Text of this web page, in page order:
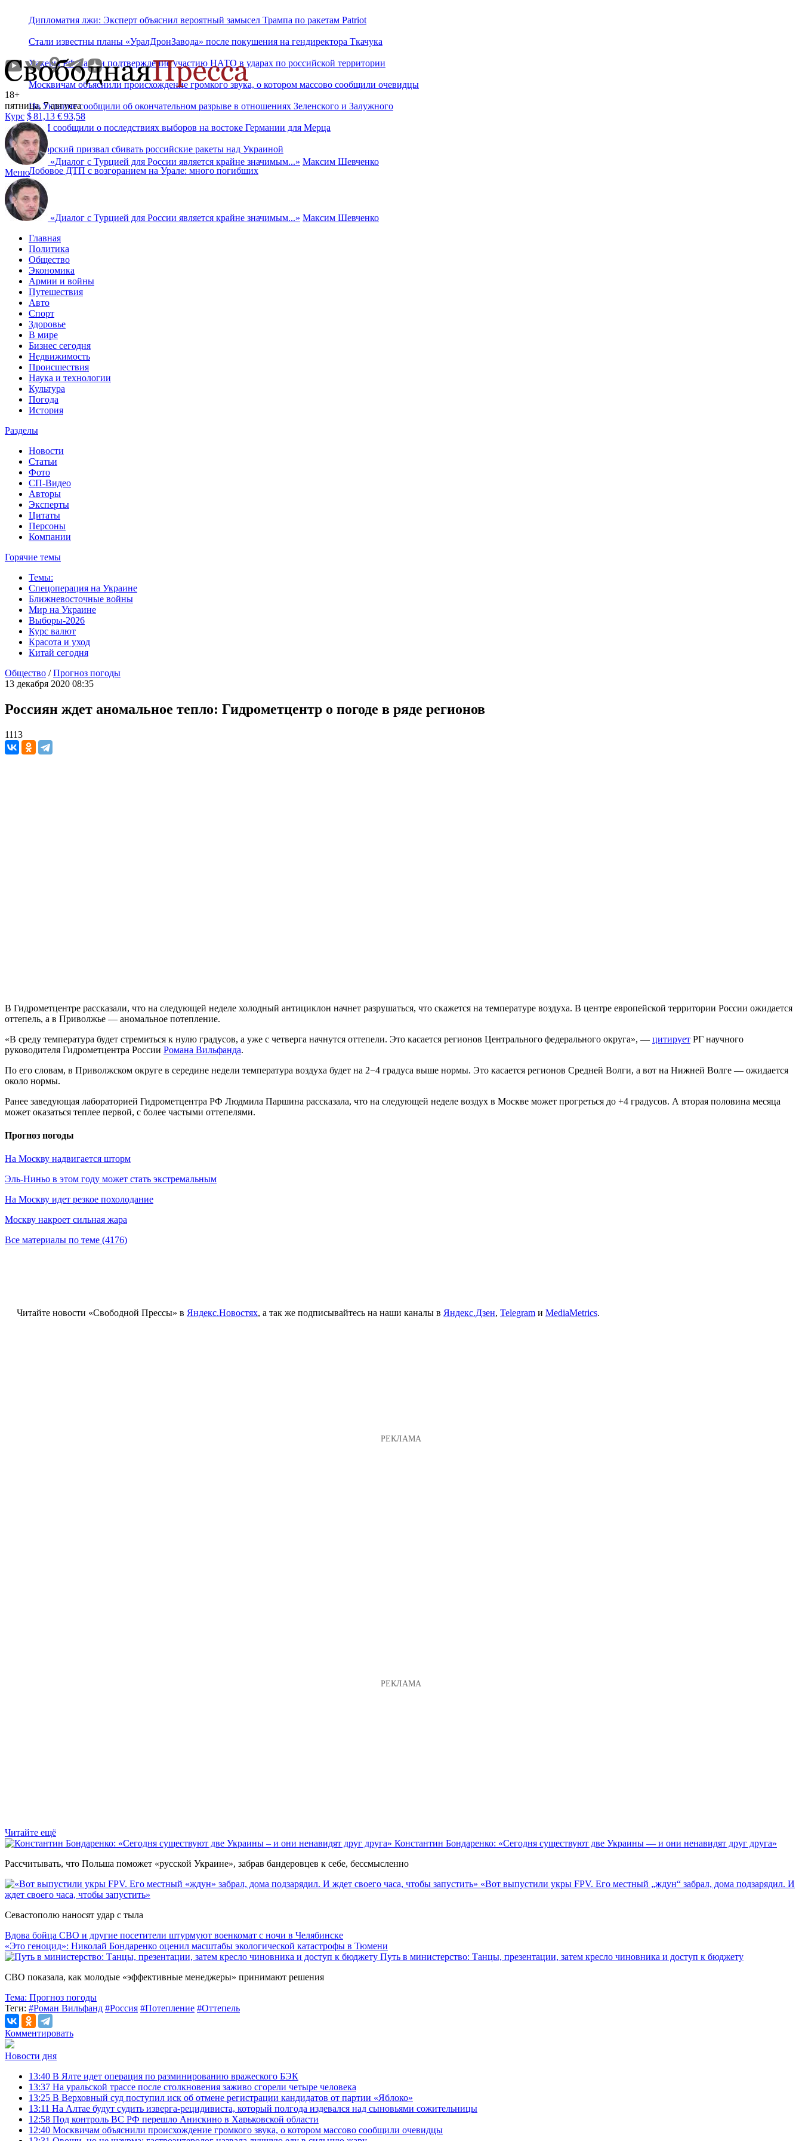
Дипломатия лжи: Эксперт объяснил вероятный замысел Трампа по ракетам Patriot
Стали известны планы «УралДронЗавода» после покушения на гендиректора Ткачука
Хакеры РФ нашли подтверждение участию НАТО в ударах по российской территории
Москвичам объяснили происхождение громкого звука, о котором массово сообщили очевидцы
На Украине сообщили об окончательном разрыве в отношениях Зеленского и Залужного
СМИ сообщили о последствиях выборов на востоке Германии для Мерца
Сикорский призвал сбивать российские ракеты над Украиной
Лобовое ДТП с возгоранием на Урале: много погибших
18+
пятница, 7 августа
Курс $81,13 €93,58
«Диалог с Турцией для России является крайне значимым...» Максим Шевченко
Меню
«Диалог с Турцией для России является крайне значимым...» Максим Шевченко
Главная
Политика
Общество
Экономика
Армии и войны
Путешествия
Авто
Спорт
Здоровье
В мире
Бизнес сегодня
Недвижимость
Происшествия
Наука и технологии
Культура
Погода
История
Разделы
Новости
Статьи
Фото
СП-Видео
Авторы
Эксперты
Цитаты
Персоны
Компании
Горячие темы
Темы:
Спецоперация на Украине
Ближневосточные войны
Мир на Украине
Выборы-2026
Курс валют
Красота и уход
Китай сегодня
Общество /Прогноз погоды
13 декабря 2020 08:35
Россиян ждет аномальное тепло: Гидрометцентр о погоде в ряде регионов
1113
В Гидрометцентре рассказали, что на следующей неделе холодный антициклон начнет разрушаться, что скажется на температуре воздуха. В центре европейской территории России ожидается
оттепель, а в Приволжье — аномальное потепление.
«В среду температура будет стремиться к нулю градусов, а уже с четверга начнутся оттепели. Это касается регионов Центрального федерального округа», — цитирует РГ научного
руководителя Гидрометцентра России Романа Вильфанда.
По его словам, в Приволжском округе в середине недели температура воздуха будет на 2−4 градуса выше нормы. Это касается регионов Средней Волги, а вот на Нижней Волге — ожидается
около нормы.
Ранее заведующая лабораторией Гидрометцентра РФ Людмила Паршина рассказала, что на следующей неделе воздух в Москве может прогреться до +4 градусов. А вторая половина месяца
может оказаться теплее первой, с более частыми оттепелями.
Прогноз погоды
На Москву надвигается шторм
Эль-Ниньо в этом году может стать экстремальным
На Москву идет резкое похолодание
Москву накроет сильная жара
Все материалы по теме (4176)
Читайте новости «Свободной Прессы» в Яндекс.Новостях, а так же подписывайтесь на наши каналы в Яндекс.Дзен, Telegram и MediaMetrics.
Читайте ещё
Константин Бондаренко: «Сегодня существуют две Украины — и они ненавидят друг друга»
Рассчитывать, что Польша поможет «русской Украине», забрав бандеровцев к себе, бессмысленно
«Вот выпустили укры FPV. Его местный „ждун“ забрал, дома подзарядил. И
ждет своего часа, чтобы запустить»
Севастополю наносят удар с тыла
Вдова бойца СВО и другие посетители штурмуют военкомат с ночи в Челябинске
«Это геноцид»: Николай Бондаренко оценил масштабы экологической катастрофы в Тюмени
Путь в министерство: Танцы, презентации, затем кресло чиновника и доступ к бюджету
СВО показала, как молодые «эффективные менеджеры» принимают решения
Тема: Прогноз погоды
Теги: #Роман Вильфанд #Россия #Потепление #Оттепель
Комментировать
Новости дня
13:40 В Ялте идет операция по разминированию вражеского БЭК
13:37 На уральской трассе после столкновения заживо сгорели четыре человека
13:25 В Верховный суд поступил иск об отмене регистрации кандидатов от партии «Яблоко»
13:11 На Алтае будут судить изверга-рецидивиста, который полгода издевался над сыновьями сожительницы
12:58 Под контроль ВС РФ перешло Анискино в Харьковской области
12:40 Москвичам объяснили происхождение громкого звука, о котором массово сообщили очевидцы